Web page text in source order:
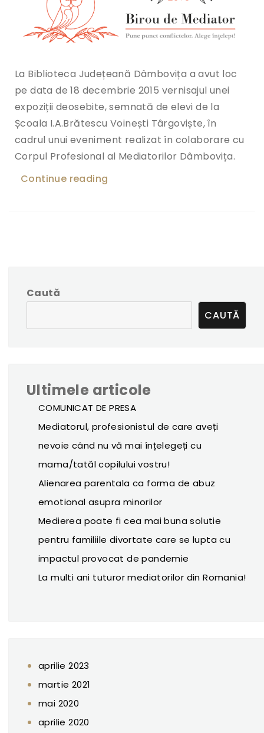
La Biblioteca Județeană Dâmbovița a avut loc
pe data de 18 decembrie 2015 vernisajul unei
expoziții deosebite, semnată de elevi de la
Școala I.A.Brătescu Voinești Târgoviște, în
cadrul unui eveniment realizat în colaborare cu
Corpul Profesional al Mediatorilor Dâmbovița.
Continue reading
Caută
CAUTĂ
Ultimele articole
COMUNICAT DE PRESA
Mediatorul, profesionistul de care aveți
nevoie când nu vă mai înțelegeți cu
mama/tatăl copilului vostru!
Alienarea parentala ca forma de abuz
emotional asupra minorilor
Medierea poate fi cea mai buna solutie
pentru familiile divortate care se lupta cu
impactul provocat de pandemie
La multi ani tuturor mediatorilor din Romania!
aprilie 2023
martie 2021
mai 2020
aprilie 2020